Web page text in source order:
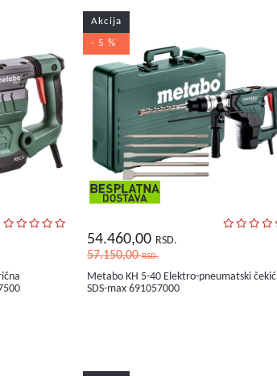
Akcija
- 5 %
54.460,00 RSD.
57.150,00RSD.
Metabo KH 5-40 Elektro-pneumatski čekić
SDS-max 691057000